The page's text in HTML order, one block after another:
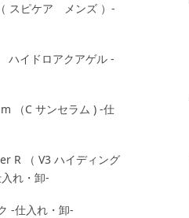
スピケア メンズ ）-
ハイドロアクアゲル -
（C サンセラム ) -仕
R （ V3 ハイディング
れ・卸-
-仕入れ・卸-